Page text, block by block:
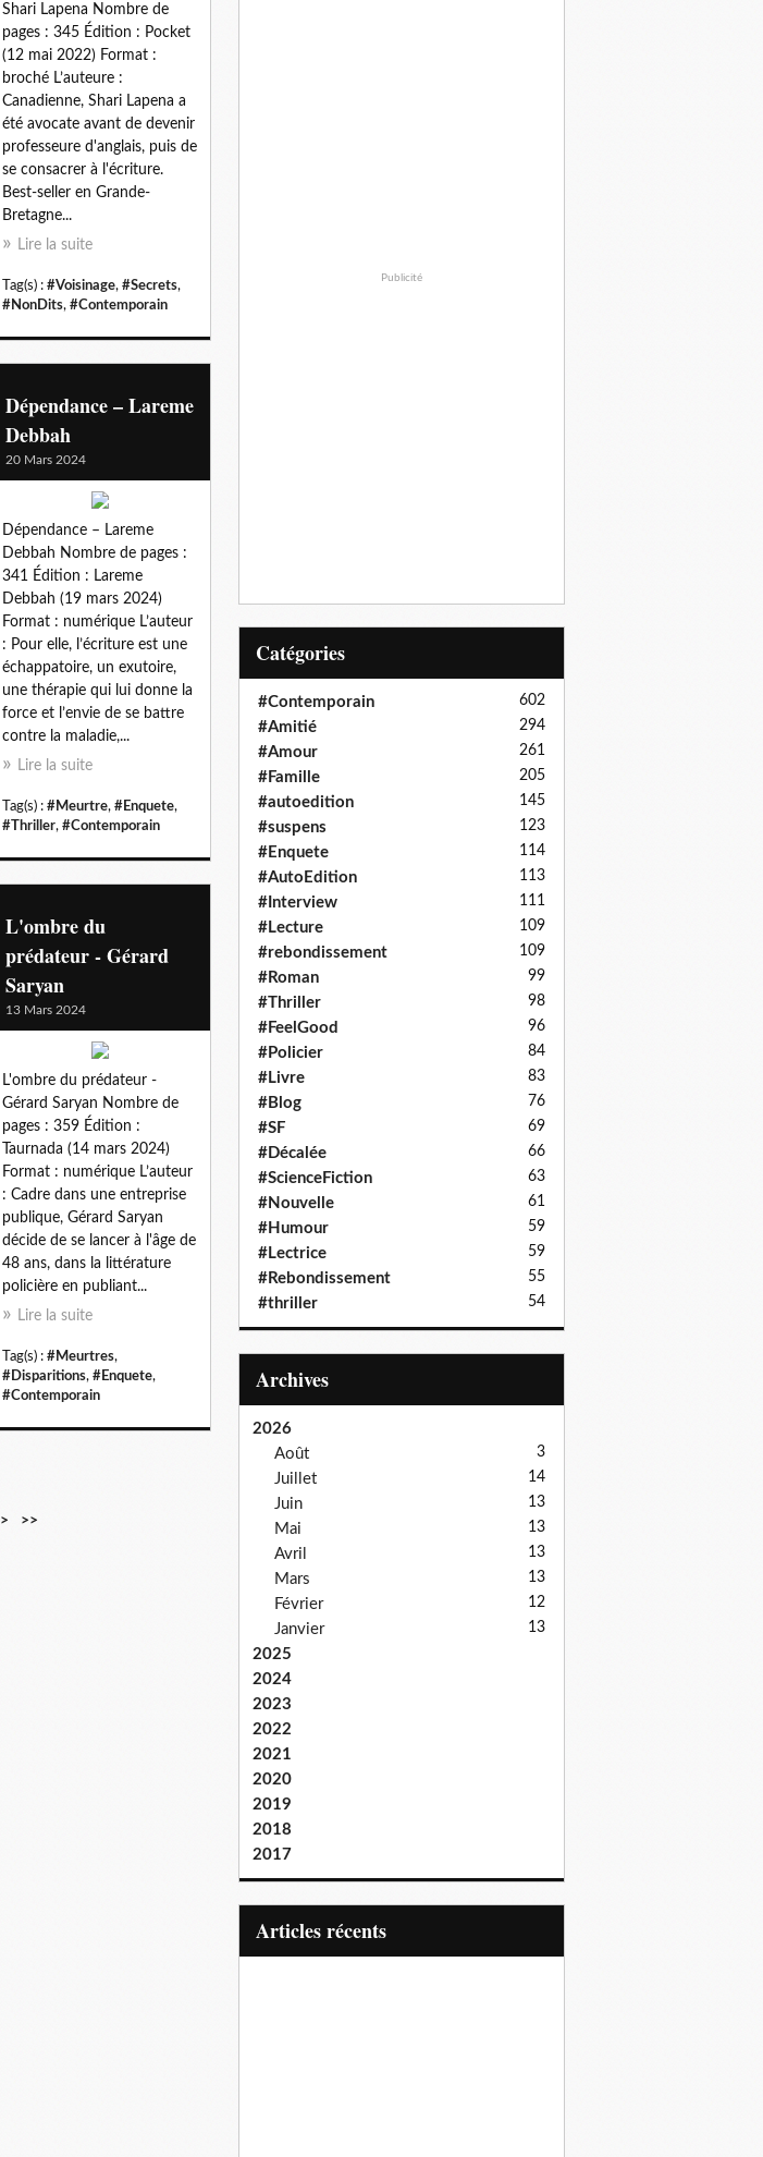
Shari Lapena Nombre de
pages : 345 Édition : Pocket
(12 mai 2022) Format :
broché L’auteure :
Canadienne, Shari Lapena a
été avocate avant de devenir
professeure d'anglais, puis de
se consacrer à l'écriture.
Best-seller en Grande-
Bretagne...
Lire la suite
Tag(s) : #Voisinage, #Secrets,
#NonDits, #Contemporain
Dépendance – Lareme
Debbah
20 Mars 2024
Dépendance – Lareme
Debbah Nombre de pages :
341 Édition : Lareme
Debbah (19 mars 2024)
Format : numérique L’auteur
: Pour elle, l’écriture est une
échappatoire, un exutoire,
une thérapie qui lui donne la
force et l’envie de se battre
contre la maladie,...
Lire la suite
Tag(s) : #Meurtre, #Enquete,
#Thriller, #Contemporain
L'ombre du
prédateur - Gérard
Saryan
13 Mars 2024
L'ombre du prédateur -
Gérard Saryan Nombre de
pages : 359 Édition :
Taurnada (14 mars 2024)
Format : numérique L’auteur
: Cadre dans une entreprise
publique, Gérard Saryan
décide de se lancer à l'âge de
48 ans, dans la littérature
policière en publiant...
Lire la suite
Tag(s) : #Meurtres,
#Disparitions, #Enquete,
#Contemporain
4
5
6
7
8
9
1
> >>
Publicité
Catégories
#Contemporain 602
#Amitié 294
#Amour 261
#Famille 205
#autoedition 145
#suspens 123
#Enquete 114
#AutoEdition 113
#Interview 111
#Lecture 109
#rebondissement 109
#Roman 99
#Thriller 98
#FeelGood 96
#Policier 84
#Livre 83
#Blog 76
#SF 69
#Décalée 66
#ScienceFiction 63
#Nouvelle 61
#Humour 59
#Lectrice 59
#Rebondissement 55
#thriller 54
Archives
2026
Août
3
Juillet 14
Juin 13
Mai 13
Avril 13
Mars 13
Février 12
Janvier 13
2025
2024
2023
2022
2021
2020
2019
2018
2017
articles récents